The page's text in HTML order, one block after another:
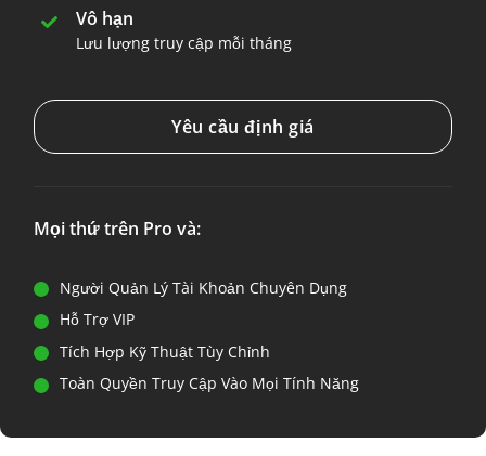
Vô hạn
Lưu lượng truy cập mỗi tháng
Yêu cầu định giá
Mọi thứ trên Pro và:
Người Quản Lý Tài Khoản Chuyên Dụng
Hỗ Trợ VIP
Tích Hợp Kỹ Thuật Tùy Chỉnh
Toàn Quyền Truy Cập Vào Mọi Tính Năng